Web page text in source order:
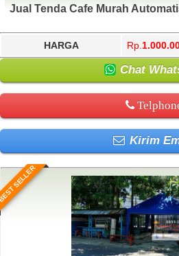
Jual Tenda Cafe Murah
HARGA Rp.
Chat
Kirim
SELLER